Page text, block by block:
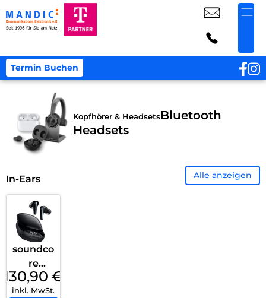
Termin Buchen
Kopfhörer & HeadsetsBluetooth
Headsets
In-Ears Alle anzeigen
soundco
re
Liberty
4 Pro
130,90 €
inkl. MwSt.